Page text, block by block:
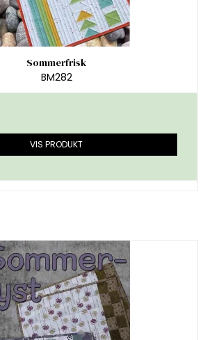
Sommerfrisk
BM282
VIS PRODUKT